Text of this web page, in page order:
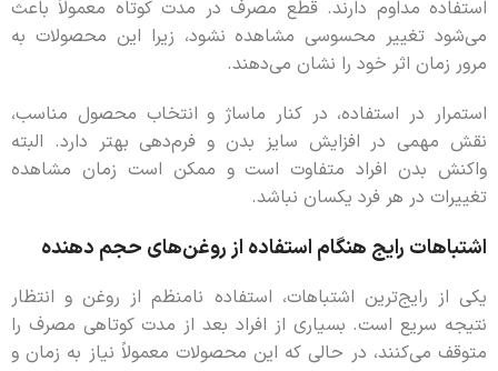
استفاده مداوم دارند. قطع مصرف در مدت کوتاه معمولاً باعث
می‌شود تغییر محسوسی مشاهده نشود، زیرا این محصولات به
مرور زمان اثر خود را نشان می‌دهند.
استمرار در استفاده، در کنار ماساژ و انتخاب محصول مناسب،
نقش مهمی در افزایش سایز بدن و فرم‌دهی بهتر دارد. البته
واکنش بدن افراد متفاوت است و ممکن است زمان مشاهده
تغییرات در هر فرد یکسان نباشد.
اشتباهات رایج هنگام استفاده از روغن‌های حجم دهنده
یکی از رایج‌ترین اشتباهات، استفاده نامنظم از روغن و انتظار
نتیجه سریع است. بسیاری از افراد بعد از مدت کوتاهی مصرف را
متوقف می‌کنند، در حالی که این محصولات معمولاً نیاز به زمان و